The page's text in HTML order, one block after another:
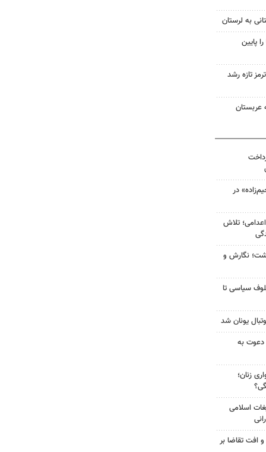
به لرستان
پایین
تازه رشد
عربستان
در
تلاش
نگارش و
سیاسی تا
یونان شد
دعوت به
زنان؛
اسلامی
افت تقاضا بر